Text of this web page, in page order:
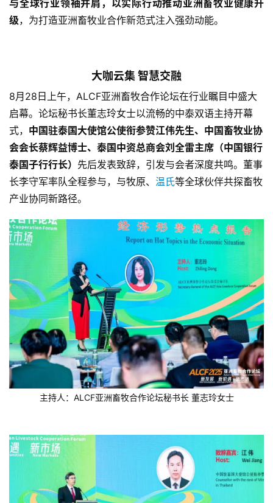
与全球行业领袖并肩，以实际行动推动亚洲畜牧业健康升
级，为打造亚洲畜牧业合作新范式注入强劲动能。
大咖云集 智慧交融
8月28日上午，ALCF亚洲畜牧合作论坛在行业瞩目中盛大
启幕。论坛秘书长董志玲女士以流畅的中泰双语主持开幕
式， 中国驻泰国大使馆公使衔参赞江伟先生、中国畜牧业协
会会长蔡辉益博士、泰国中资总商会刘全雷主席（中国银行
泰国子行行长） 先后发表致辞，引发与会者深度共鸣。董事
长李守军率队全程参与，与牧原、 温氏等全球伙伴共探畜牧
产业协同新路径。
主持人：ALCF亚洲畜牧合作论坛秘书长 董志玲女士